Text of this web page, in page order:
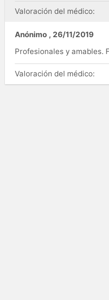
Valoración del médico:
Anónimo , 26/11/2019
Profesionales y amables.
Valoración del médico: